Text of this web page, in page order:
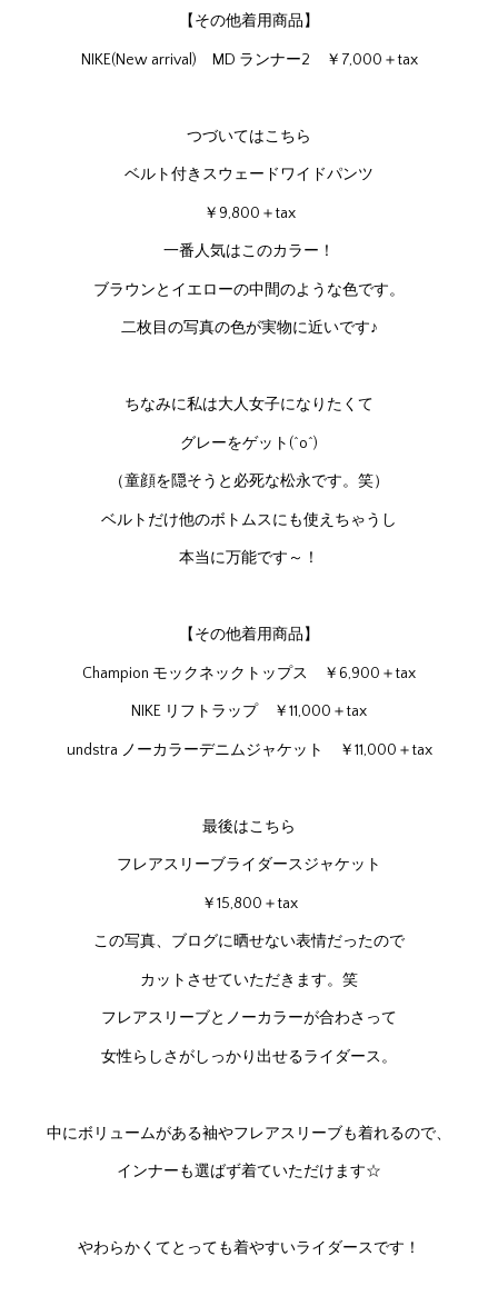
【その他着用商品】
NIKE(New arrival) MD ランナー2 ￥7,000＋tax
つづいてはこちら
ベルト付きスウェードワイドパンツ
￥9,800＋tax
一番人気はこのカラー！
ブラウンとイエローの中間のような色です。
二枚目の写真の色が実物に近いです♪
ちなみに私は大人女子になりたくて
グレーをゲット(^o^)
（童顔を隠そうと必死な松永です。笑）
ベルトだけ他のボトムスにも使えちゃうし
本当に万能です～！
【その他着用商品】
Champion モックネックトップス ￥6,900＋tax
NIKE リフトラップ ￥11,000＋tax
undstra ノーカラーデニムジャケット ￥11,000＋tax
最後はこちら
フレアスリーブライダースジャケット
￥15,800＋tax
この写真、ブログに晒せない表情だったので
カットさせていただきます。笑
フレアスリーブとノーカラーが合わさって
女性らしさがしっかり出せるライダース。
中にボリュームがある袖やフレアスリーブも着れるので、
インナーも選ばず着ていただけます☆
やわらかくてとっても着やすいライダースです！